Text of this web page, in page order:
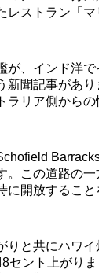
ストラン「
が、インド洋
新聞記事があ
リア側から
。この道路の
開放するこ
りと共にハワ
セント上がり